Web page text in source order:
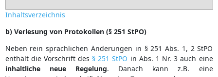
Inhaltsverzeichnis
b) Verlesung von Protokollen (§ 251 StPO)
Neben rein sprachlichen Änderungen in § 251 Abs. 1, 2 StPO
enthält die Vorschrift des § 251 StPO in Abs. 1 Nr. 3 auch eine
inhaltliche
neue Regelung. Danach kann z.B. eine